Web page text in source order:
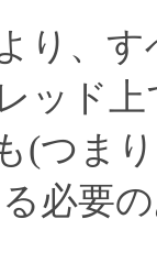
り、
ッド
(つま
必要